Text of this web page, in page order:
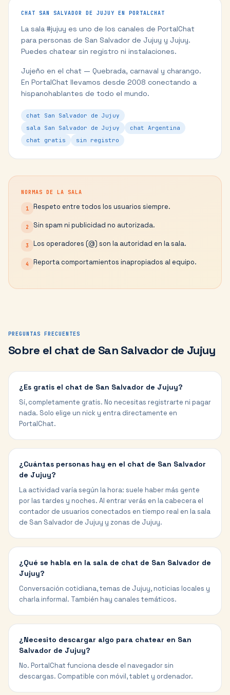
CHAT SAN SALVADOR DE JUJUY EN PORTALCHAT
La sala #jujuy es uno de los canales de PortalChat
para personas de San Salvador de Jujuy y Jujuy.
Puedes chatear sin registro ni instalaciones.
Jujeño en el chat — Quebrada, carnaval y charango.
En PortalChat llevamos desde 2008 conectando a
hispanohablantes de todo el mundo.
chat San Salvador de Jujuy
sala San Salvador de Jujuy
chat Argentina
chat gratis
sin registro
NORMAS DE LA SALA
1 Respeto entre todos los usuarios siempre.
2 Sin spam ni publicidad no autorizada.
3 Los operadores (@) son la autoridad en la sala.
4 Reporta comportamientos inapropiados al equipo.
PREGUNTAS FRECUENTES
Sobre el chat de San Salvador de Jujuy
¿Es gratis el chat de San Salvador de Jujuy?
Sí, completamente gratis. No necesitas registrarte ni pagar
nada. Solo elige un nick y entra directamente en
PortalChat.
¿Cuántas personas hay en el chat de San Salvador
de Jujuy?
La actividad varía según la hora: suele haber más gente
por las tardes y noches. Al entrar verás en la cabecera el
contador de usuarios conectados en tiempo real en la sala
de San Salvador de Jujuy y zonas de Jujuy.
¿Qué se habla en la sala de chat de San Salvador de
Jujuy?
Conversación cotidiana, temas de Jujuy, noticias locales y
charla informal. También hay canales temáticos.
¿Necesito descargar algo para chatear en San
Salvador de Jujuy?
No. PortalChat funciona desde el navegador sin
descargas. Compatible con móvil, tablet y ordenador.